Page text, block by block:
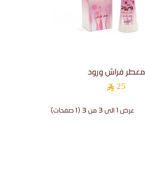
معطر فراش ورود
25
عرض 1 الى 3 من 3 (1 صفحات)